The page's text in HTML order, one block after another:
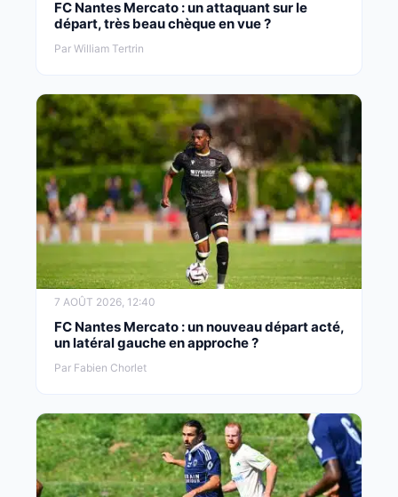
FC Nantes Mercato : un attaquant sur le
départ, très beau chèque en vue ?
Par William Tertrin
7 AOÛT 2026, 12:40
FC Nantes Mercato : un nouveau départ acté,
un latéral gauche en approche ?
Par Fabien Chorlet